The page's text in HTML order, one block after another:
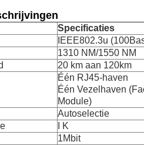
Specificaties
IEEE802.3u
1310 NM/1550 NM
20 km aan 120km
Één RJ45-haven
Één Vezelhaven
Module)
Autoselectie
I K
1Mbit